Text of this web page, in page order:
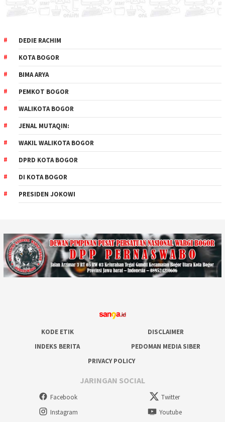
DEDIE RACHIM
KOTA BOGOR
BIMA ARYA
PEMKOT BOGOR
WALIKOTA BOGOR
JENAL MUTAQIN:
WAKIL WALIKOTA BOGOR
DPRD KOTA BOGOR
DI KOTA BOGOR
PRESIDEN JOKOWI
KODE ETIK
DISCLAIMER
INDEKS BERITA
PEDOMAN MEDIA SIBER
PRIVACY POLICY
JARINGAN SOCIAL
Facebook
Twitter
Instagram
Youtube